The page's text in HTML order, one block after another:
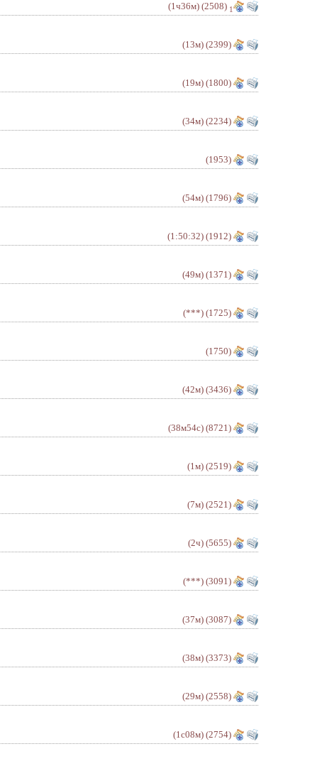
(1ч36м) (2508) 1
(13м) (2399)
(19м) (1800)
(34м) (2234)
(1953)
(54м) (1796)
(1:50:32) (1912)
(49м) (1371)
(***) (1725)
(1750)
(42м) (3436)
(38м54с) (8721)
(1м) (2519)
(7м) (2521)
(2ч) (5655)
(***) (3091)
(37м) (3087)
(38м) (3373)
(29м) (2558)
(1с08м) (2754)